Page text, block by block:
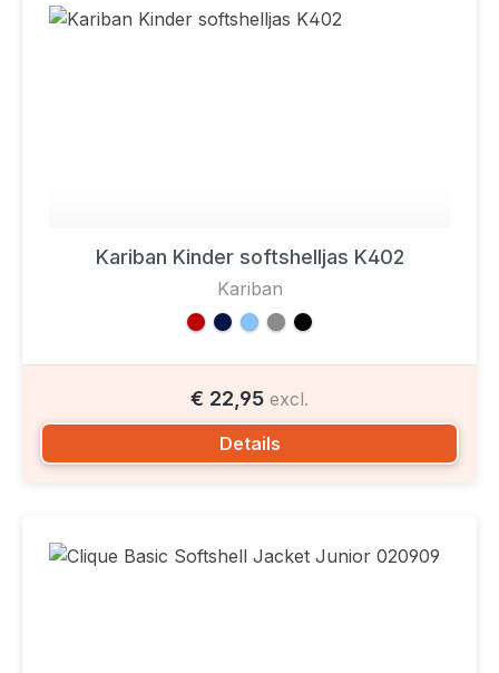
Kariban Kinder softshelljas K402
Kariban
€ 22,95 excl.
Details